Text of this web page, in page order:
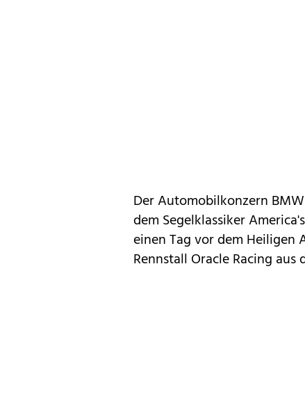
Der Automobilkonzern
dem Segelklassiker
einen Tag vor dem Heiligen
Rennstall Oracle Racing aus